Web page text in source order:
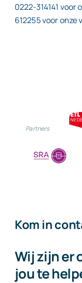
0222-314141 voor
612255 voor onze
Partners
Kom in
Wij zijn er
jou te